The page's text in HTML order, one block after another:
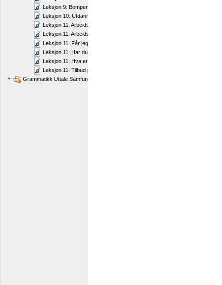
Leksjon 9: Bompenger i Norge
Leksjon 10: Utdanning er viktig
Leksjon 11: Arbeidsdagen min
Leksjon 11: Arbeidsmarkede
Leksjon 11: Får jeg plass
Leksjon 11: Har du bestemt deg
Leksjon 11: Hva er intern kontroll
Leksjon 11: Tilbud på verktøy
+
Grammatikk Uttale Samfunnskunnskap